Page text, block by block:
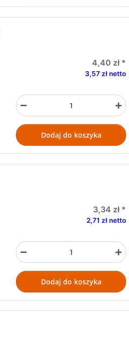
4,40 zł *
3,57 zł netto
Dodaj do koszyka
3,34 zł *
2,71 zł netto
Dodaj do koszyka